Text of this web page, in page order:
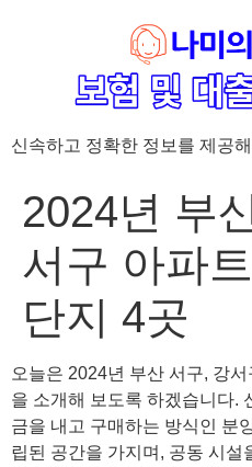
신속하고 정확한 정보를 제공
2024년 부
서구 아파
단지 4곳
오늘은 2024년 부산 서구, 강
을 소개해 보도록 하겠습니다.
금을 내고 구매하는 방식인 분
립된 공간을 가지며, 공동 시설